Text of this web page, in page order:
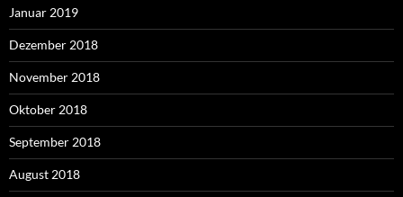
Januar 2019
Dezember 2018
November 2018
Oktober 2018
September 2018
August 2018